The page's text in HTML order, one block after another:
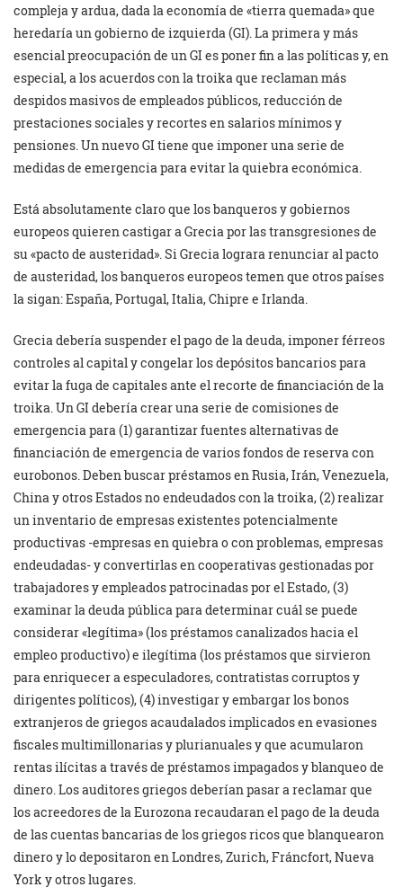
compleja y ardua, dada la economía de «tierra quemada» que
heredaría un gobierno de izquierda (GI). La primera y más
esencial preocupación de un GI es poner fin a las políticas y, en
especial, a los acuerdos con la troika que reclaman más
despidos masivos de empleados públicos, reducción de
prestaciones sociales y recortes en salarios mínimos y
pensiones. Un nuevo GI tiene que imponer una serie de
medidas de emergencia para evitar la quiebra económica.
Está absolutamente claro que los banqueros y gobiernos
europeos quieren castigar a Grecia por las transgresiones de
su «pacto de austeridad». Si Grecia lograra renunciar al pacto
de austeridad, los banqueros europeos temen que otros países
la sigan: España, Portugal, Italia, Chipre e Irlanda.
Grecia debería suspender el pago de la deuda, imponer férreos
controles al capital y congelar los depósitos bancarios para
evitar la fuga de capitales ante el recorte de financiación de la
troika. Un GI debería crear una serie de comisiones de
emergencia para (1) garantizar fuentes alternativas de
financiación de emergencia de varios fondos de reserva con
eurobonos. Deben buscar préstamos en Rusia, Irán, Venezuela,
China y otros Estados no endeudados con la troika, (2) realizar
un inventario de empresas existentes potencialmente
productivas -empresas en quiebra o con problemas, empresas
endeudadas- y convertirlas en cooperativas gestionadas por
trabajadores y empleados patrocinadas por el Estado, (3)
examinar la deuda pública para determinar cuál se puede
considerar «legítima» (los préstamos canalizados hacia el
empleo productivo) e ilegítima (los préstamos que sirvieron
para enriquecer a especuladores, contratistas corruptos y
dirigentes políticos), (4) investigar y embargar los bonos
extranjeros de griegos acaudalados implicados en evasiones
fiscales multimillonarias y plurianuales y que acumularon
rentas ilícitas a través de préstamos impagados y blanqueo de
dinero. Los auditores griegos deberían pasar a reclamar que
los acreedores de la Eurozona recaudaran el pago de la deuda
de las cuentas bancarias de los griegos ricos que blanquearon
dinero y lo depositaron en Londres, Zurich, Fráncfort, Nueva
York y otros lugares.